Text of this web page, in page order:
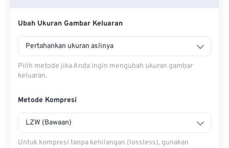
Ubah Ukuran Gambar Keluaran
Pertahankan ukuran aslinya
Pilih metode jika Anda ingin mengubah ukuran gambar
keluaran.
Metode Kompresi
LZW (Bawaan)
Untuk kompresi tanpa kehilangan (lossless), gunakan